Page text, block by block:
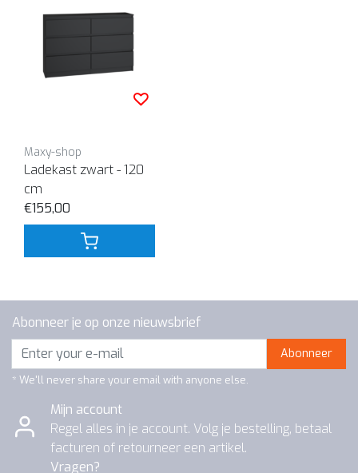
Maxy-shop
Ladekast zwart - 120
cm
€155,00
Abonneer je op onze nieuwsbrief
Abonneer
* We'll never share your email with anyone else.
Mijn account
Regel alles in je account. Volg je bestelling, betaal
facturen of retourneer een artikel.
Vragen?